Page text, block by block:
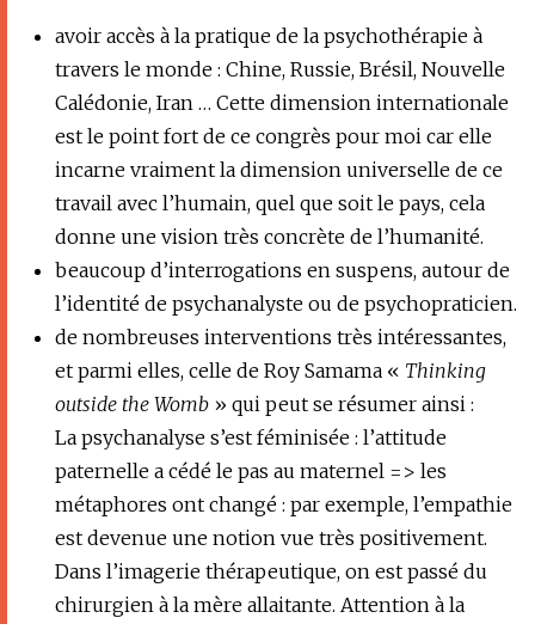
avoir accès à la pratique de la psychothérapie à
travers le monde : Chine, Russie, Brésil, Nouvelle
Calédonie, Iran … Cette dimension internationale
est le point fort de ce congrès pour moi car elle
incarne vraiment la dimension universelle de ce
travail avec l’humain, quel que soit le pays, cela
donne une vision très concrète de l’humanité.
beaucoup d’interrogations en suspens, autour de
l’identité de psychanalyste ou de psychopraticien.
de nombreuses interventions très intéressantes,
et parmi elles, celle de Roy Samama « Thinking
outside the Womb » qui peut se résumer ainsi :
La psychanalyse s’est féminisée : l’attitude
paternelle a cédé le pas au maternel => les
métaphores ont changé : par exemple, l’empathie
est devenue une notion vue très positivement.
Dans l’imagerie thérapeutique, on est passé du
chirurgien à la mère allaitante. Attention à la